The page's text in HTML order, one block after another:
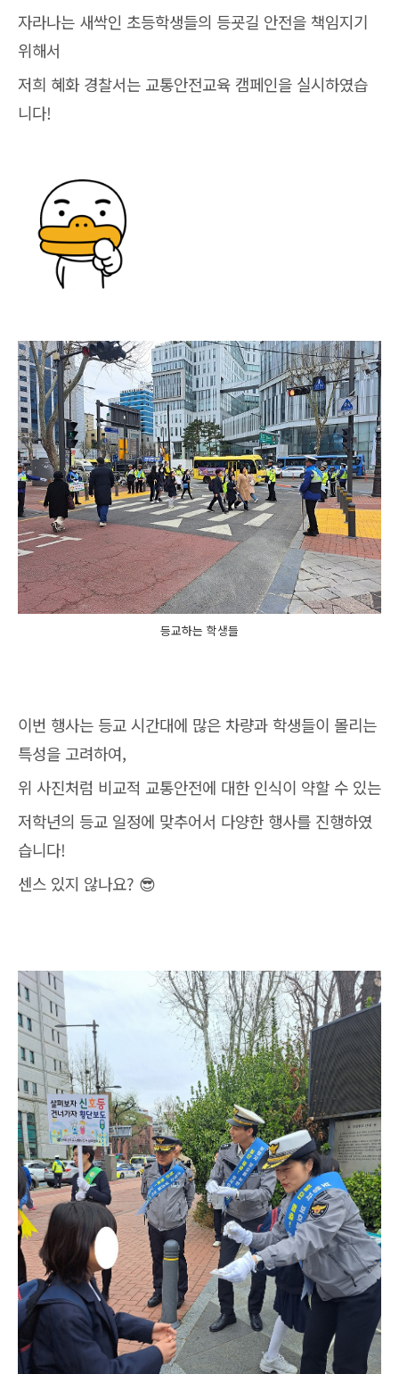
자라나는 새싹인 초등학생들의 등굣길 안전을 책임지기
위해서
저희 혜화 경찰서는 교통안전교육 캠페인을 실시하였습
니다!
등교하는 학생들
이번 행사는 등교 시간대에 많은 차량과 학생들이 몰리는
특성을 고려하여,
위 사진처럼 비교적 교통안전에 대한 인식이 약할 수 있는
저학년의 등교 일정에 맞추어서 다양한 행사를 진행하였
습니다!
센스 있지 않나요? 😎